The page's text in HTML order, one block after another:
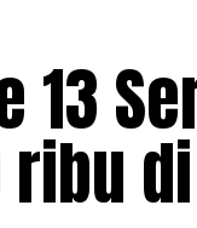
13
ribu